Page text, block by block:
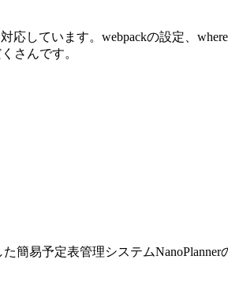
応しています。webpackの設定、
さんです。
簡易予定表管理システム